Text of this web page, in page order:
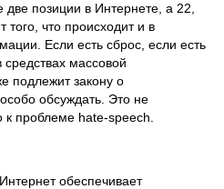
позиции в Интернете, а 22,
того, что происходит и в
Если есть сброс, если есть
массовой
подлежит закону о
обсуждать. Это не
к проблеме hate-speech.
обеспечивает